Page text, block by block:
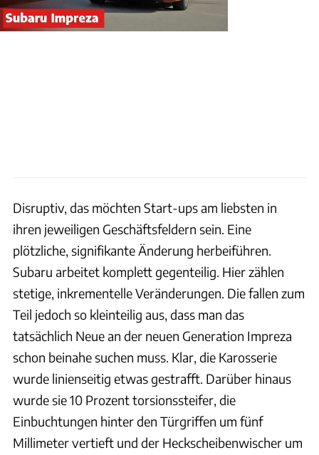
Disruptiv, das möchten Start-ups am liebsten in
ihren jeweiligen Geschäftsfeldern sein. Eine
plötzliche, signifikante Änderung herbeiführen.
Subaru arbeitet komplett gegenteilig. Hier zählen
stetige, inkrementelle Veränderungen. Die fallen zum
Teil jedoch so kleinteilig aus, dass man das
tatsächlich Neue an der neuen Generation Impreza
schon beinahe suchen muss. Klar, die Karosserie
wurde linienseitig etwas gestrafft. Darüber hinaus
wurde sie 10 Prozent torsionssteifer, die
Einbuchtungen hinter den Türgriffen um fünf
Millimeter vertieft und der Heckscheibenwischer um